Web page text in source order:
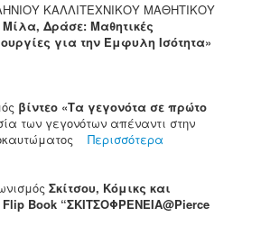
ΚΑΛΛΙΤΕΧΝΙΚΟΥ ΜΑΘΗΤΙΚΟΥ
Μίλα, Δράσε: Μαθητικές
για την Έμφυλη Ισότητα»
βίντεο «Τα γεγονότα σε πρώτο
των γεγονότων απέναντι στην
Περισσότερα
Σκίτσου, Κόμικς και
Book “ΣΚΙΤΣΟΦΡΕΝΕΙΑ@Pierce